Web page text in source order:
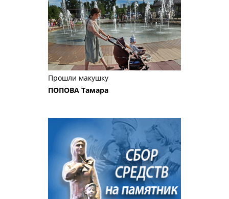
Прошли макушку
ПОПОВА Тамара